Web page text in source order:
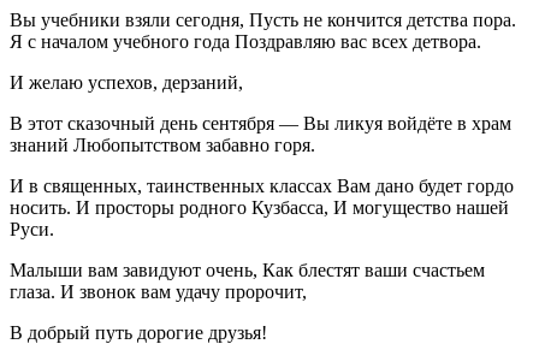
Вы учебники взяли сегодня, Пусть не кончится детства пора.
Я с началом учебного года Поздравляю вас всех детвора.
И желаю успехов, дерзаний,
В этот сказочный день сентября — Вы ликуя войдёте в храм
знаний Любопытством забавно горя.
И в священных, таинственных классах Вам дано будет гордо
носить. И просторы родного Кузбасса, И могущество нашей
Руси.
Малыши вам завидуют очень, Как блестят ваши счастьем
глаза. И звонок вам удачу пророчит,
В добрый путь дорогие друзья!